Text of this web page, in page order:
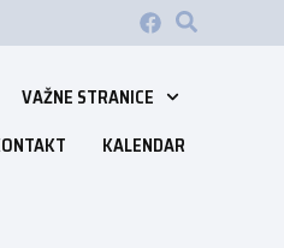
VAŽNE STRANICE
KALENDAR